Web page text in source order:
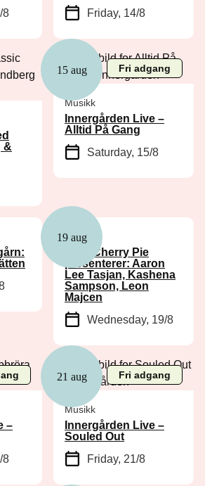
8
Friday, 14/8
&
15 aug Fri adgang
Musikk
Innergården Live –
Alltid På Gang
Saturday, 15/8
19 aug
Musikk
Club Cherry Pie
presenterer: Aaron
Lee Tasjan, Kashena
Sampson, Leon
Majcen
Wednesday, 19/8
–
8
21 aug Fri adgang
Musikk
Innergården Live –
Souled Out
Friday, 21/8